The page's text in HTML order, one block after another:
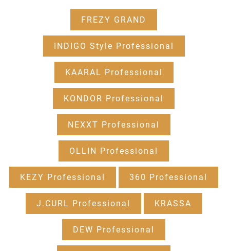
FREZY GRAND
INDIGO Style Professional
KAARAL Professional
KONDOR Professional
NEXXT Professional
OLLIN Professional
KEZY Professional 360 Professional
J.CURL Professional KRASSA
DEW Professional